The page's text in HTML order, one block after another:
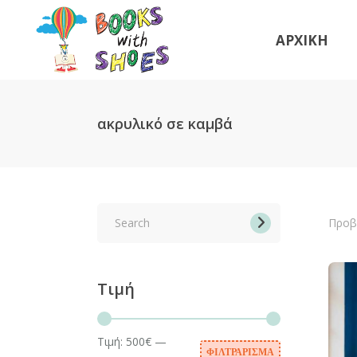
ΑΡΧΙΚΗ
ακρυλικό σε καμβά
Τιμή
ΦΙΛΤΡΆΡΙΣΜΑ
Τιμή: 500€ —